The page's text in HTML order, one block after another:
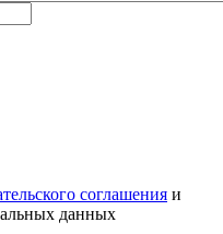
соглашения и
данных